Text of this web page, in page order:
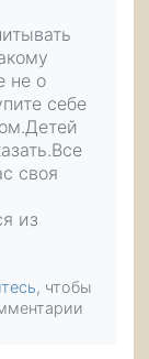
не о
себе
своя
из
, чтобы